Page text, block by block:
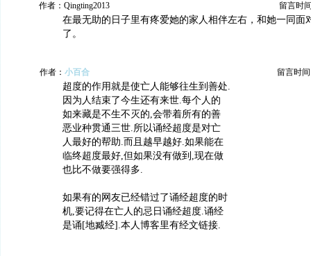
作者：Qingting2013 留言时
在最无助的日子里有疼爱她的家人相伴左右，和她一同面
了。
作者： 小百合 留言时间
超度的作用就是使亡人能够往生到善处.
因为人结束了今生还有来世.每个人的
如来藏是不生不灭的,会带着所有的善
恶业种贯通三世.所以诵经超度是对亡
人最好的帮助.而且越早越好.如果能在
临终超度最好,但如果没有做到,现在做
也比不做要强得多.
如果有的网友已经错过了诵经超度的时
机,要记得在亡人的忌日诵经超度.诵经
是诵[地臧经].本人博客里有经文链接.